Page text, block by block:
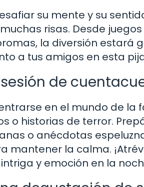
su mente y su
risas. Desde
la diversión estará
a tus amigos en esta
de
en el mundo de la
o historias de terror.
o anécdotas
mantener la calma.
y emoción en la